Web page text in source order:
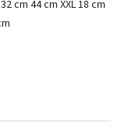
cm 44 cm XXL 18 cm